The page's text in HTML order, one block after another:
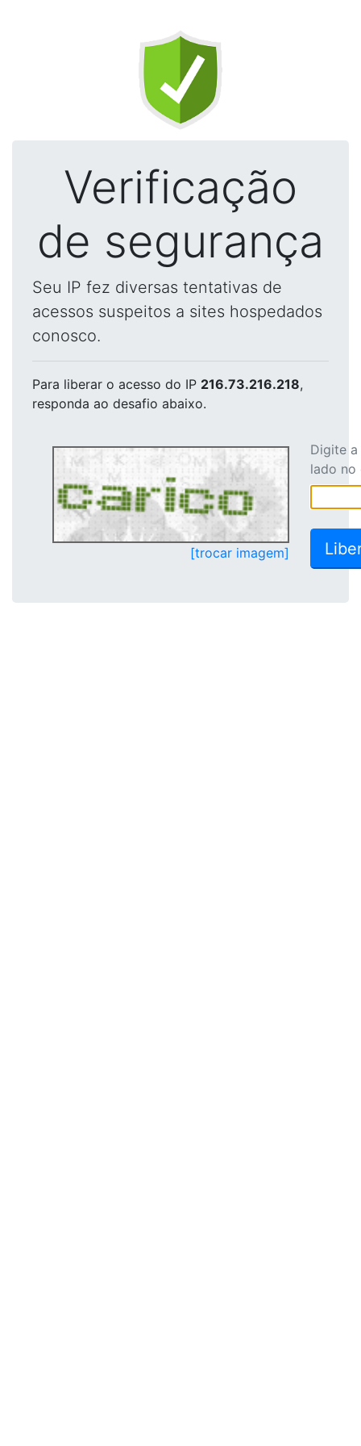
Verificação
de segurança
Seu IP fez diversas tentativas de
acessos suspeitos a sites hospedados
conosco.
Para liberar o acesso do IP 216.73.216.218,
responda ao desafio abaixo.
[trocar imagem]
Digite
lado no